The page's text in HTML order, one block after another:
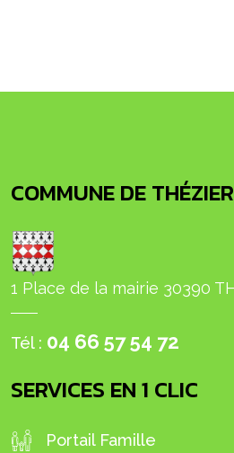
COMMUNE DE
1 Place de la mairie 30390
Tél : 04 66 57 54 72
SERVICES EN 1 CLIC
Portail Famille